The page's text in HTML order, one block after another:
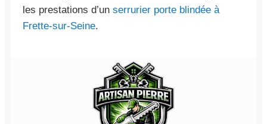
les prestations d’un serrurier porte blindée à
Frette-sur-Seine.